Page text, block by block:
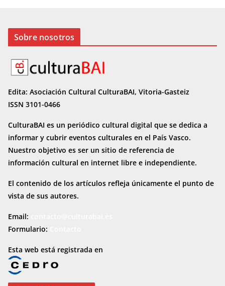
Sobre nosotros
Edita: Asociación Cultural CulturaBAI, Vitoria-Gasteiz
ISSN 3101-0466
CulturaBAI es un periódico cultural digital que se dedica a
informar y cubrir eventos culturales en el País Vasco.
Nuestro objetivo es ser un sitio de referencia de
información cultural en internet libre e independiente.
El contenido de los artículos refleja únicamente el punto de
vista de sus autores.
Email:
Formulario:
Esta web está registrada en